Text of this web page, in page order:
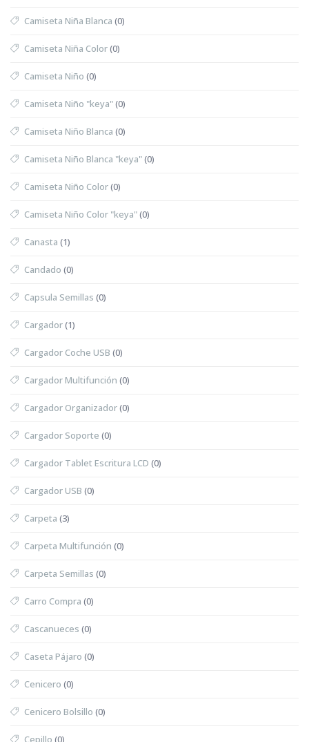
Camiseta Niña Blanca (0)
Camiseta Niña Color(0)
Camiseta Niño (0)
Camiseta Niño "keya"(0)
Camiseta Niño Blanca (0)
Camiseta Niño Blanca "keya"(0)
Camiseta Niño Color(0)
Camiseta Niño Color "keya"(0)
Canasta (1)
Candado (0)
Capsula Semillas (0)
Cargador(1)
Cargador Coche USB (0)
Cargador Multifunción (0)
Cargador Organizador(0)
Cargador Soporte (0)
Cargador Tablet Escritura LCD (0)
Cargador USB (0)
Carpeta (3)
Carpeta Multifunción (0)
Carpeta Semillas (0)
Carro Compra (0)
Cascanueces (0)
Caseta Pájaro (0)
Cenicero (0)
Cenicero Bolsillo (0)
Cepillo (0)